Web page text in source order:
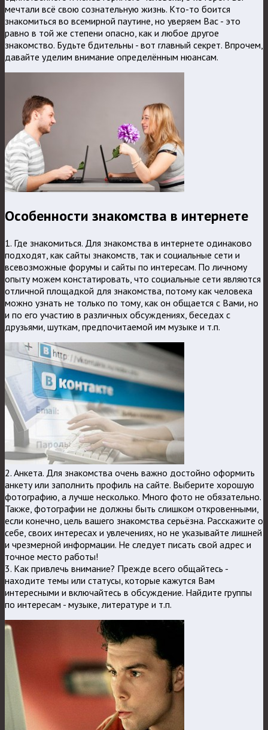
мечтали всё свою сознательную жизнь. Кто-то боится
знакомиться во всемирной паутине, но уверяем Вас - это
равно в той же степени опасно, как и любое другое
знакомство. Будьте бдительны - вот главный секрет. Впрочем,
давайте уделим внимание определённым нюансам.
Особенности знакомства в интернете
1. Где знакомиться. Для знакомства в интернете одинаково
подходят, как сайты знакомств, так и социальные сети и
всевозможные форумы и сайты по интересам. По личному
опыту можем констатировать, что социальные сети являются
отличной площадкой для знакомства, потому как человека
можно узнать не только по тому, как он общается с Вами, но
и по его участию в различных обсуждениях, беседах с
друзьями, шуткам, предпочитаемой им музыке и т.п.
2. Анкета. Для знакомства очень важно достойно оформить
анкету или заполнить профиль на сайте. Выберите хорошую
фотографию, а лучше несколько. Много фото не обязательно.
Также, фотографии не должны быть слишком откровенными,
если конечно, цель вашего знакомства серьёзна. Расскажите о
себе, своих интересах и увлечениях, но не указывайте лишней
и чрезмерной информации. Не следует писать свой адрес и
точное место работы!
3. Как привлечь внимание? Прежде всего общайтесь -
находите темы или статусы, которые кажутся Вам
интересными и включайтесь в обсуждение. Найдите группы
по интересам - музыке, литературе и т.п.